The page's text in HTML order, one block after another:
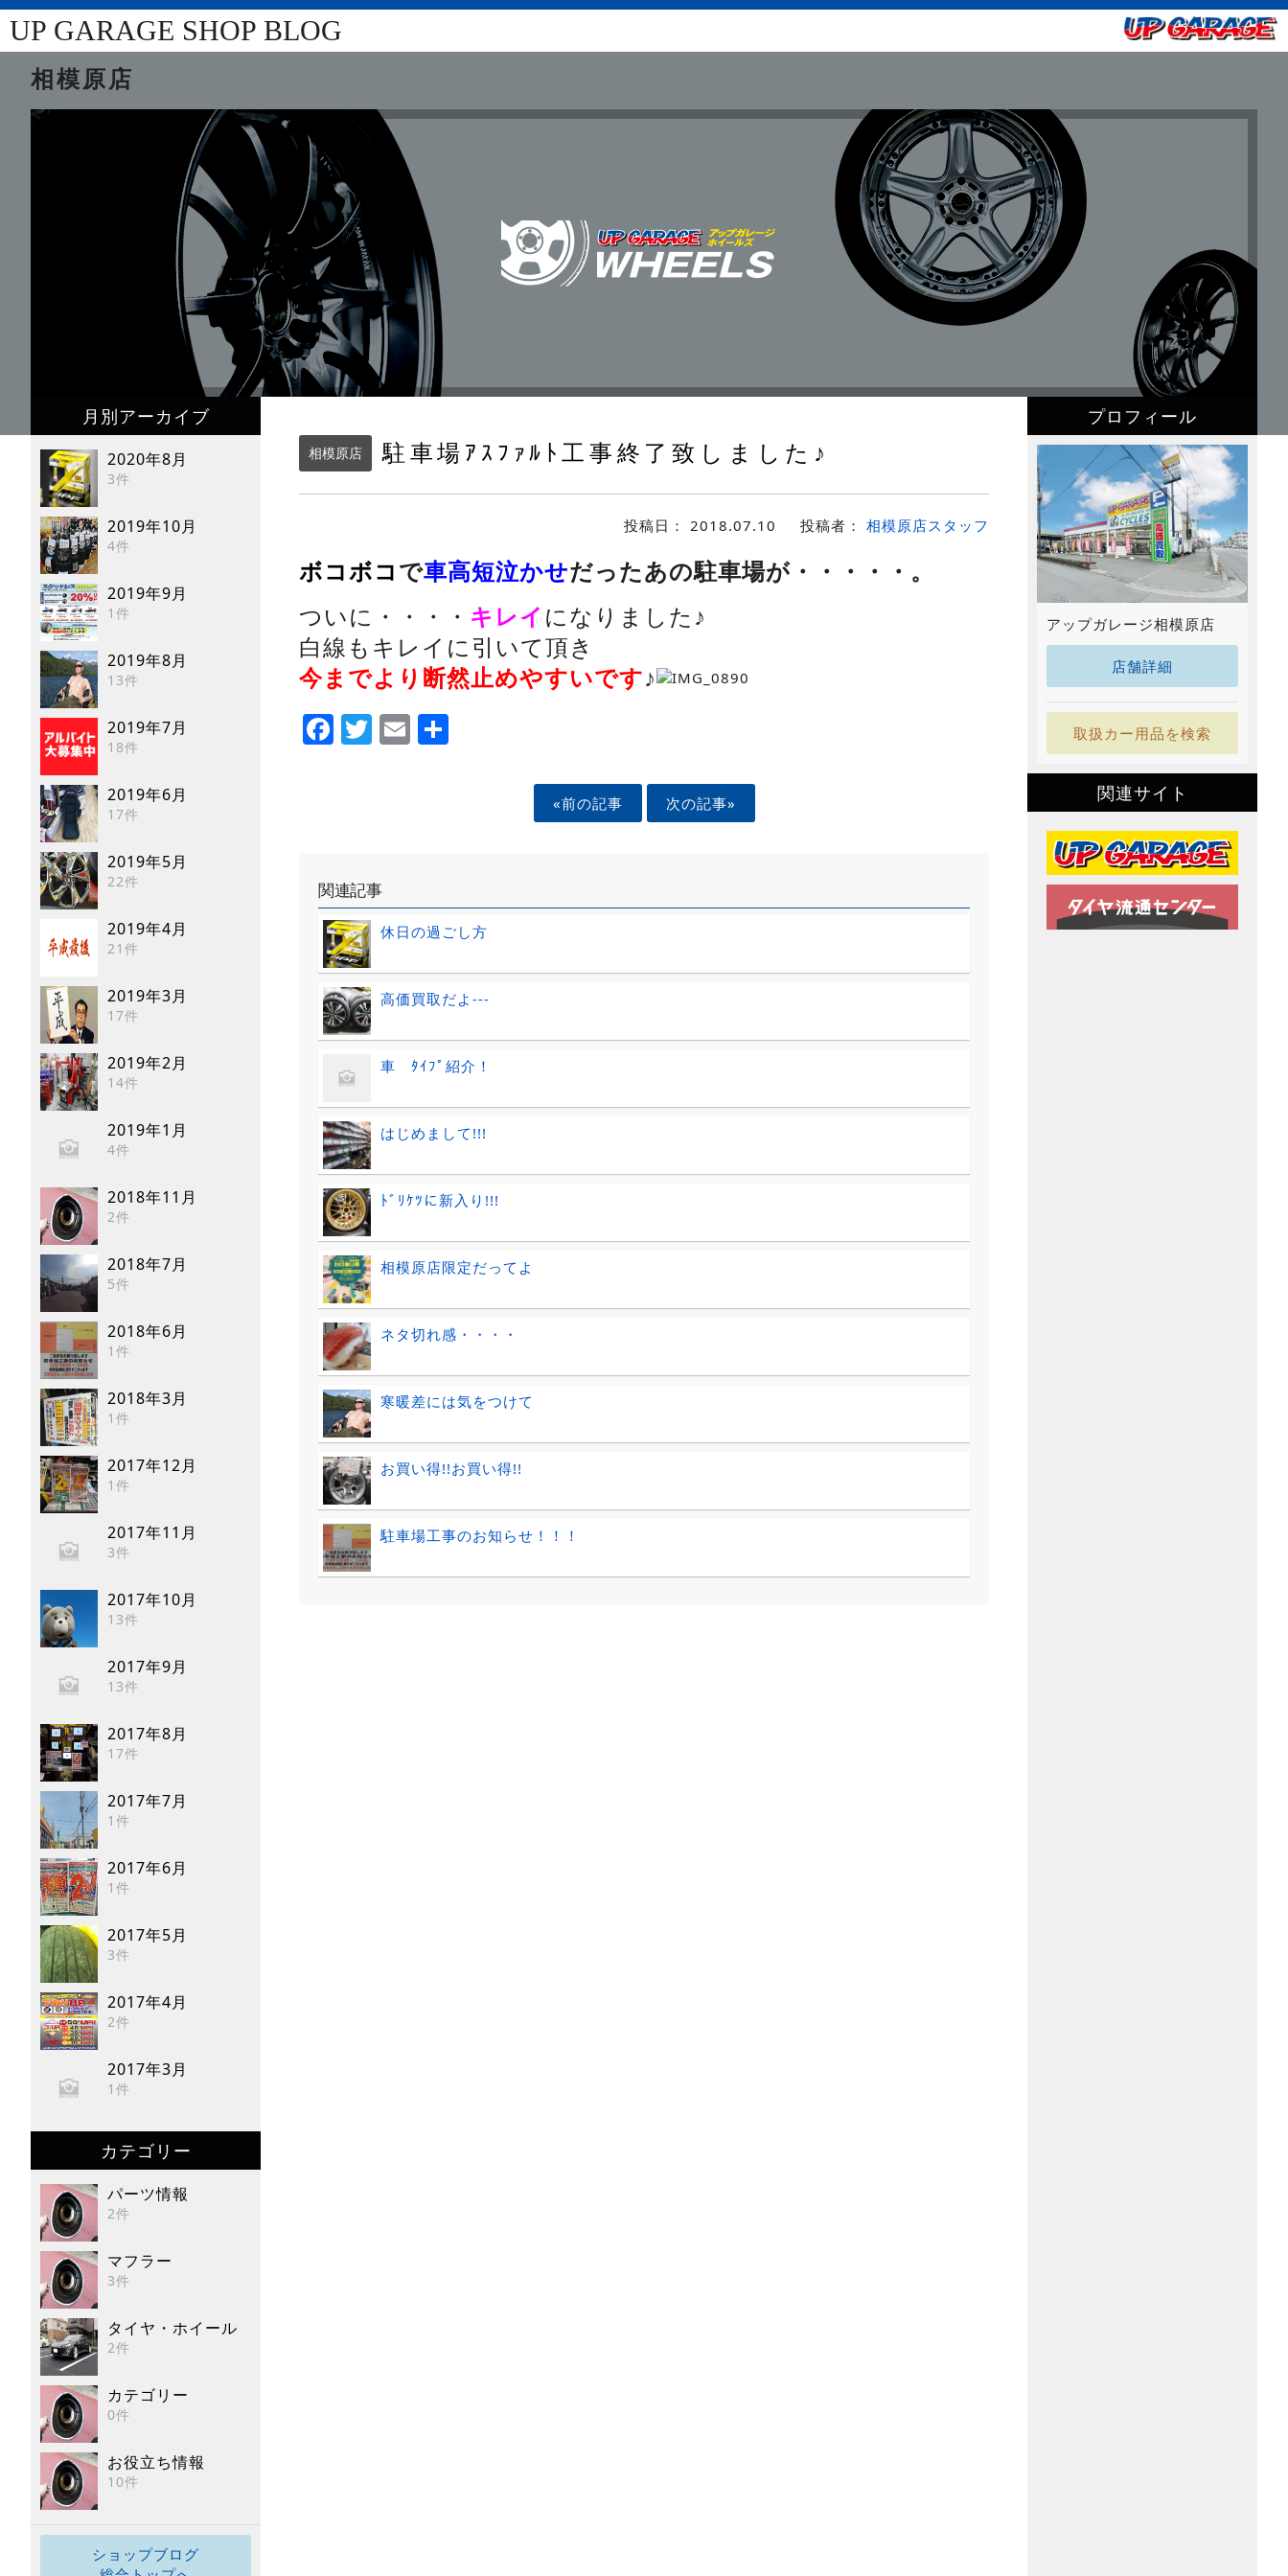
UP GARAGE SHOP BLOG
相模原店
月別アーカイブ
2020年8月
3件
2019年10月
4件
2019年9月
1件
2019年8月
13件
2019年7月
18件
2019年6月
17件
2019年5月
22件
2019年4月
21件
2019年3月
17件
2019年2月
14件
2019年1月
4件
2018年11月
2件
2018年7月
5件
2018年6月
1件
2018年3月
1件
2017年12月
1件
2017年11月
3件
2017年10月
13件
2017年9月
13件
2017年8月
17件
2017年7月
1件
2017年6月
1件
2017年5月
3件
2017年4月
2件
2017年3月
1件
カテゴリー
パーツ情報
2件
マフラー
3件
タイヤ・ホイール
2件
カテゴリー
0件
お役立ち情報
10件
ショップブログ
相模原店 駐車場ｱｽﾌｧﾙﾄ工事終了致しました♪
投稿日： 2018.07.10 投稿者： 相模原店スタッフ
ボコボコで車高短泣かせだったあの駐車場が・・・・・。
ついに・・・・ キレイ になりました♪
白線もキレイに引いて頂き
今までより断然止めやすいです♪
Facebook
Twitter
Email
«前の記事 次の記事»
関連記事
休日の過ごし方
高価買取だよ---
車 ﾀｲﾌﾟ紹介！
はじめまして!!!
ﾄﾞﾘｹﾂに新入り!!!
相模原店限定だってよ
ネタ切れ感・・・・
寒暖差には気をつけて
お買い得!!お買い得!!
駐車場工事のお知らせ！！！
プロフィール
アップガレージ相模原店
店舗詳細
取扱カー用品を検索
関連サイト